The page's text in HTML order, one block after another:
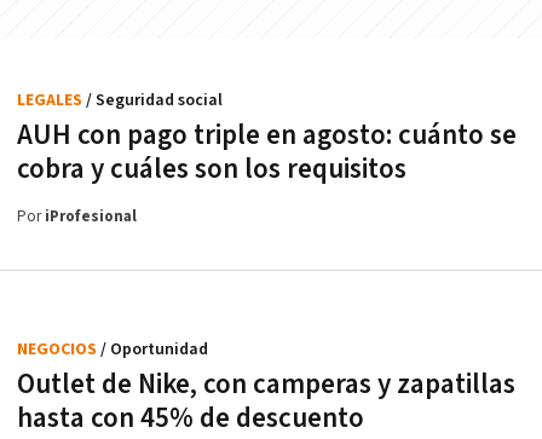
AUH con pago triple en agosto: cuánto se
cobra y cuáles son los requisitos
LEGALES / Seguridad social
PoriProfesional
Outlet de Nike, con camperas y zapatillas
hasta con 45% de descuento
NEGOCIOS / Oportunidad